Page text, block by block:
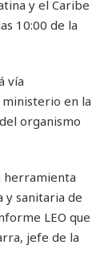
y el Caribe
10:00 de la
vía
en la
organismo
herramienta
y sanitaria de
LEO que
jefe de la